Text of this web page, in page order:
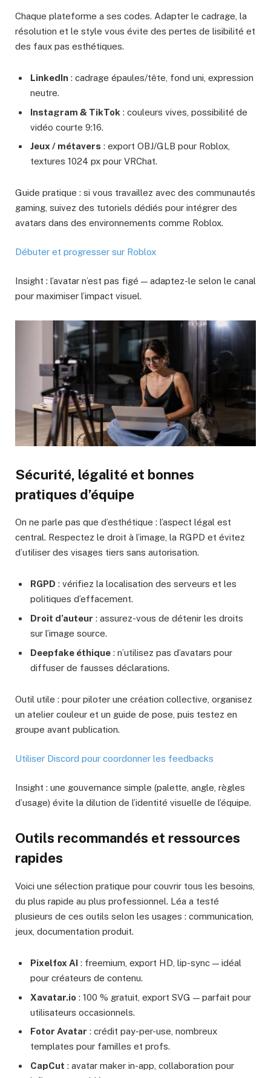
Chaque plateforme a ses codes. Adapter le cadrage, la
résolution et le style vous évite des pertes de lisibilité et
des faux pas esthétiques.
LinkedIn : cadrage épaules/tête, fond uni, expression
neutre.
Instagram & TikTok : couleurs vives, possibilité de
vidéo courte 9:16.
Jeux / métavers : export OBJ/GLB pour Roblox,
textures 1024 px pour VRChat.
Guide pratique : si vous travaillez avec des communautés
gaming, suivez des tutoriels dédiés pour intégrer des
avatars dans des environnements comme Roblox.
Débuter et progresser sur Roblox
Insight : l’avatar n’est pas figé — adaptez-le selon le canal
pour maximiser l’impact visuel.
Sécurité, légalité et bonnes
pratiques d’équipe
On ne parle pas que d’esthétique : l’aspect légal est
central. Respectez le droit à l’image, la RGPD et évitez
d’utiliser des visages tiers sans autorisation.
RGPD : vérifiez la localisation des serveurs et les
politiques d’effacement.
Droit d’auteur : assurez-vous de détenir les droits
sur l’image source.
Deepfake éthique : n’utilisez pas d’avatars pour
diffuser de fausses déclarations.
Outil utile : pour piloter une création collective, organisez
un atelier couleur et un guide de pose, puis testez en
groupe avant publication.
Utiliser Discord pour coordonner les feedbacks
Insight : une gouvernance simple (palette, angle, règles
d’usage) évite la dilution de l’identité visuelle de l’équipe.
Outils recommandés et ressources
rapides
Voici une sélection pratique pour couvrir tous les besoins,
du plus rapide au plus professionnel. Léa a testé
plusieurs de ces outils selon les usages : communication,
jeux, documentation produit.
Pixelfox AI : freemium, export HD, lip-sync — idéal
pour créateurs de contenu.
Xavatar.io : 100 % gratuit, export SVG — parfait pour
utilisateurs occasionnels.
Fotor Avatar : crédit pay-per-use, nombreux
templates pour familles et profs.
CapCut : avatar maker in-app, collaboration pour